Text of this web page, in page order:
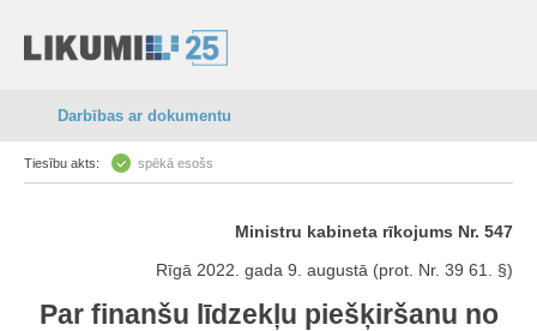
Darbības ar dokumentu
Tiesību akts: spēkā esošs
Ministru kabineta rīkojums Nr. 547
Rīgā 2022. gada 9. augustā (prot. Nr. 39 61. §)
Par finanšu līdzekļu piešķiršanu no